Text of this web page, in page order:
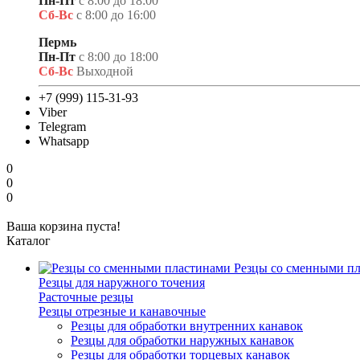
Сб-Вс с 8:00 до 16:00
Пермь
Пн-Пт с 8:00 до 18:00
Сб-Вс Выходной
+7 (999) 115-31-93
Viber
Telegram
Whatsapp
0
0
0
Ваша корзина пуста!
Каталог
Резцы со сменными
Резцы для наружного точения
Расточные резцы
Резцы отрезные и канавочные
Резцы для обработки внутренних канавок
Резцы для обработки наружных канавок
Резцы для обработки торцевых канавок